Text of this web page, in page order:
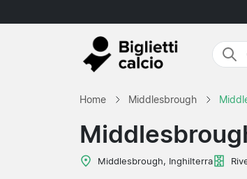
Home Middlesbrough
Middlesbrough, Inghilterra